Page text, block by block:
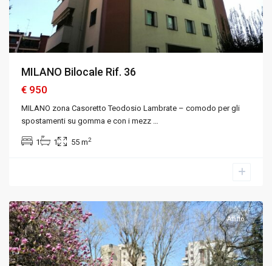
MILANO Bilocale Rif. 36
€ 950
MILANO zona Casoretto Teodosio Lambrate – comodo per gli
spostamenti su gomma e con i mezz …
1 1 55 m2
Affitto